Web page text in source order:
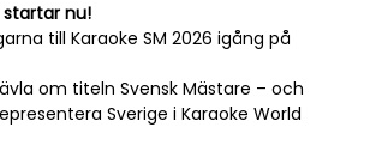
startar nu!
till Karaoke SM 2026 igång på
om titeln Svensk Mästare – och
Sverige i Karaoke World